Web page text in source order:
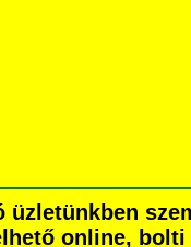
online, bolti